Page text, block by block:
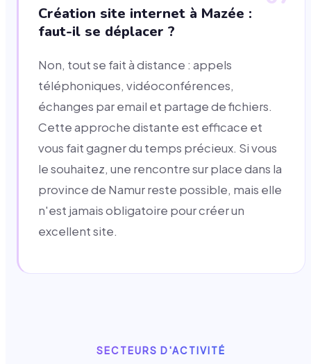
Création site internet à Mazée :
faut-il se déplacer ?
Non, tout se fait à distance : appels
téléphoniques, vidéoconférences,
échanges par email et partage de fichiers.
Cette approche distante est efficace et
vous fait gagner du temps précieux. Si vous
le souhaitez, une rencontre sur place dans la
province de Namur reste possible, mais elle
n'est jamais obligatoire pour créer un
excellent site.
SECTEURS D'ACTIVITÉ